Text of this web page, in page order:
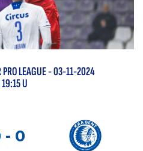
PRO LEAGUE- 03-11-2024
U
- 0